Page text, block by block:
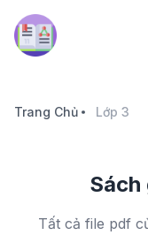
Trang Chủ Lớp 3
Sách
Tất cả file pdf